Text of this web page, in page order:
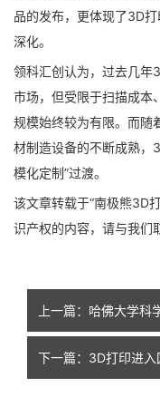
品的发布，更体现了3D
深化。
领科汇创认为，过去几年
市场，但受限于扫描成本
规模始终较为有限。而随
材制造设备的不断成熟，
模化定制”过渡。
该文章转载于“南极熊3D
识产权的内容，请与我们